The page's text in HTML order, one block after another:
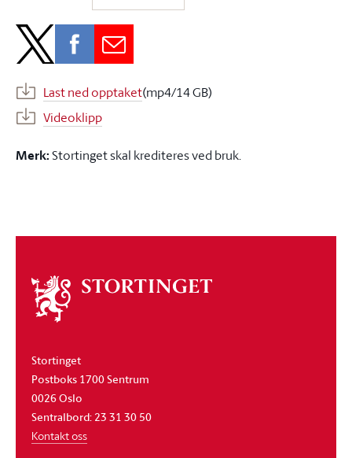
Last ned opptaket(mp4/14 GB)
Videoklipp
Merk:Stortinget skal krediteres ved bruk.
Om
stortinget
Stortinget
Postboks 1700 Sentrum
0026 Oslo
Sentralbord: 23 31 30 50
Kontakt oss